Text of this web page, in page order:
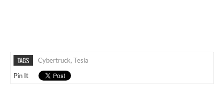
TAGS Cybertruck, Tesla
Pin It